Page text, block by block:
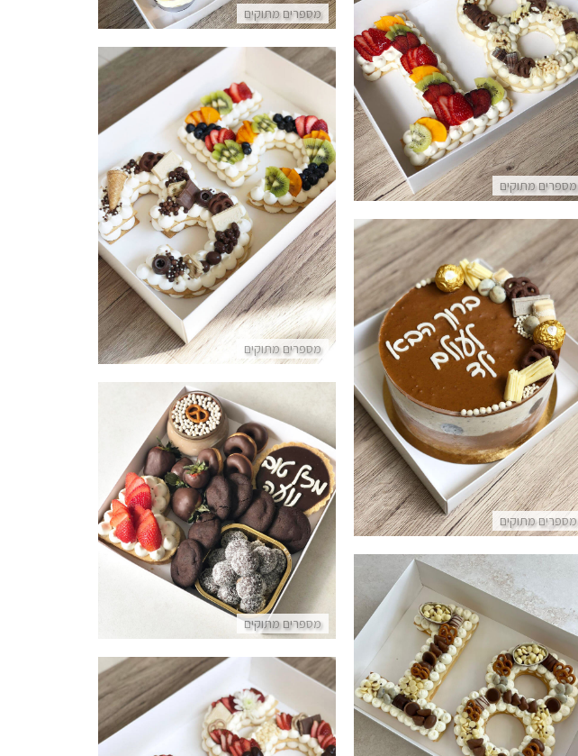
מספרים מתוקים
מספרים מתוקים
עוגה מעוצבת לגיל 18
פרטים נוספים
מספרים מתוקים
עוגת מספרים טבעונית עם שוקולדים ופירות
פרטים נוספים
מספרים מתוקים
עוגת מוס אוריאו מעוצבת ללידה
פרטים נוספים
מספרים מתוקים
מארז טבעוני
פרטים נוספים
עוגת מספרים ושוקולדים לגיל 18
פרטים נוספים